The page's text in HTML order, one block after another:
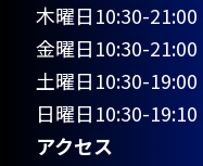
木曜日10:30-21:00
金曜日10:30-21:00
土曜日10:30-19:00
日曜日10:30-19:10
アクセス